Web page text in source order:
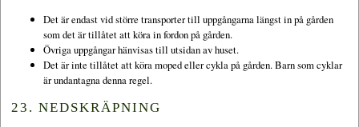
Det är endast vid större transporter till uppgångarna längst in på gården
som det är tillåtet att köra in fordon på gården.
Övriga uppgångar hänvisas till utsidan av huset.
Det är inte tillåtet att köra moped eller cykla på gården. Barn som cyklar
är undantagna denna regel.
23. NEDSKRÄPNING